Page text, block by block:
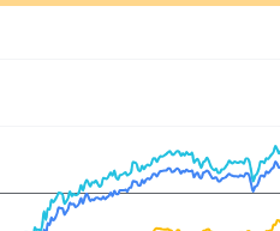
アが核使用基準を緩和
の注目イベントについて